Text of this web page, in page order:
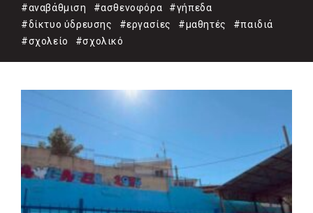
#αναβάθμιση
#ασθενοφόρα
#γήπεδα
#δίκτυο ύδρευσης
#εργασίες #μαθητές
#παιδιά
#σχολείο
#σχολικό